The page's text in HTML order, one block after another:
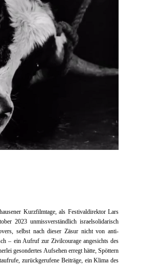
Kurzfilmtage, als Festivaldirektor Lars
2023 unmissverständlich israelsolidarisch
selbst nach dieser Zäsur nicht von anti-
– ein Aufruf zur Zivilcourage angesichts des
gesondertes Aufsehen erregt hätte, Spöttern
zurückgerufene Beiträge, ein Klima des